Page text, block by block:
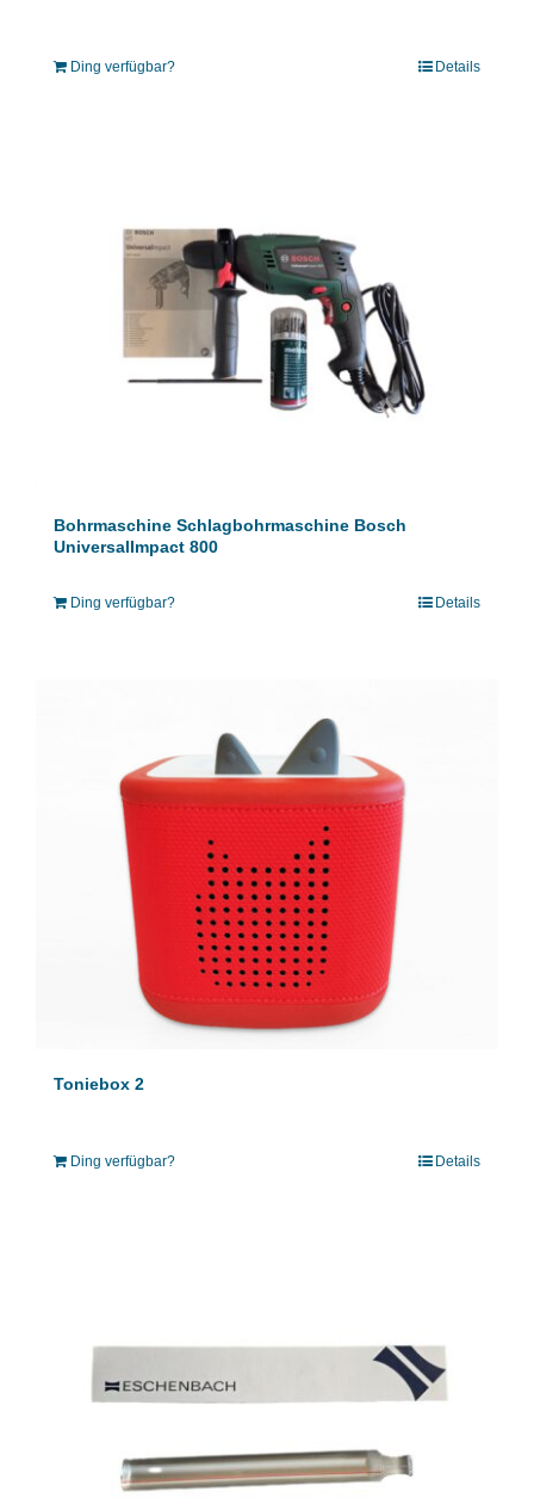
Ding verfügbar? Details
Bohrmaschine Schlagbohrmaschine Bosch
UniversalImpact 800
Ding verfügbar? Details
Toniebox 2
Ding verfügbar? Details